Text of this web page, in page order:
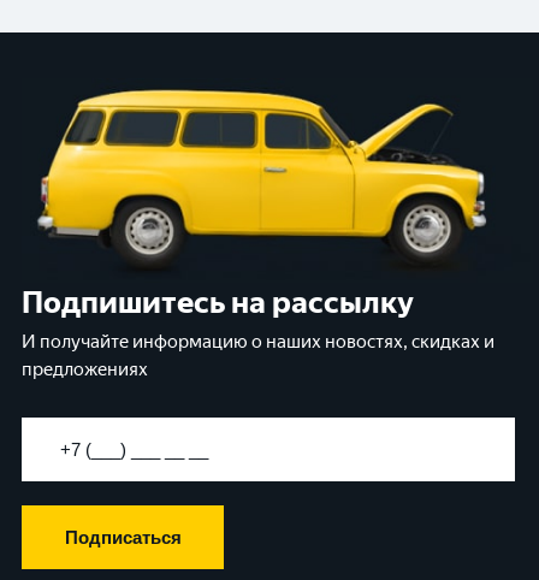
Подпишитесь на рассылку
И получайте информацию о наших новостях, скидках и
предложениях
Подписаться